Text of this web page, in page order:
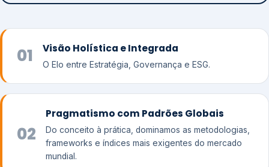
01 Visão Holística e Integrada
O Elo entre Estratégia, Governança e ESG.
02
Pragmatismo com Padrões Globais
Do conceito à prática, dominamos as metodologias,
frameworks e índices mais exigentes do mercado
mundial.